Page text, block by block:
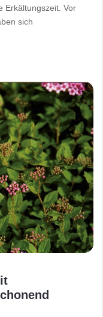
Erkältungszeit. Vor
sich